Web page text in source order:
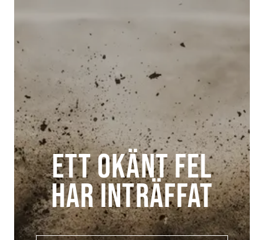
Ett okänt fel
har inträffat